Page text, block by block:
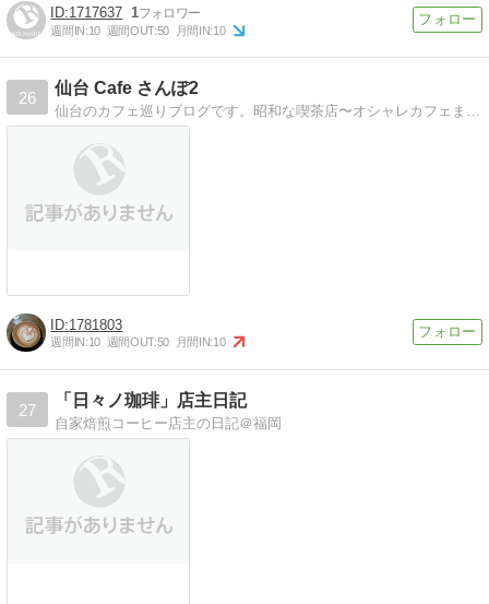
1717637 1
週間IN:10 週間OUT:50 月間IN:10
26
仙台 Cafe さんぽ2
1781803
週間IN:10 週間OUT:50 月間IN:10
27
「日々ノ珈琲」店主日記
自家焙煎コーヒー店主の日記＠福岡